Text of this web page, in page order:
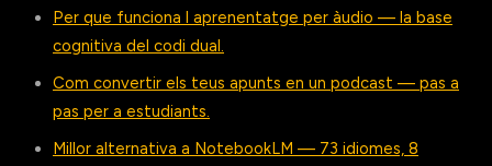
Per que funciona l aprenentatge per àudio — la base
cognitiva del codi dual.
Com convertir els teus apunts en un podcast — pas a
pas per a estudiants.
Millor alternativa a NotebookLM — 73 idiomes, 8